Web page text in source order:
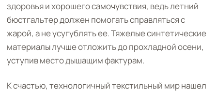
здоровья и хорошего самочувствия, ведь летний
бюстгальтер должен помогать справляться с
жарой, а не усугублять ее. Тяжелые синтетические
материалы лучше отложить до прохладной осени,
уступив место дышащим фактурам.
К счастью, технологичный текстильный мир нашел